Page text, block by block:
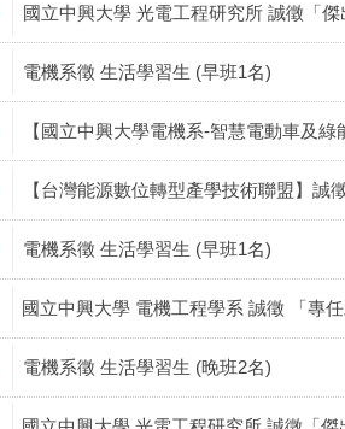
國立中興大學 光電工程研究所 誠徵「傑
電機系徵 生活學習生 (早班1名)
【國立中興大學電機系-智慧電動車及
【台灣能源數位轉型產學技術聯盟】誠
電機系徵 生活學習生 (早班1名)
國立中興大學 電機工程學系 誠徵 「專
電機系徵 生活學習生 (晚班2名)